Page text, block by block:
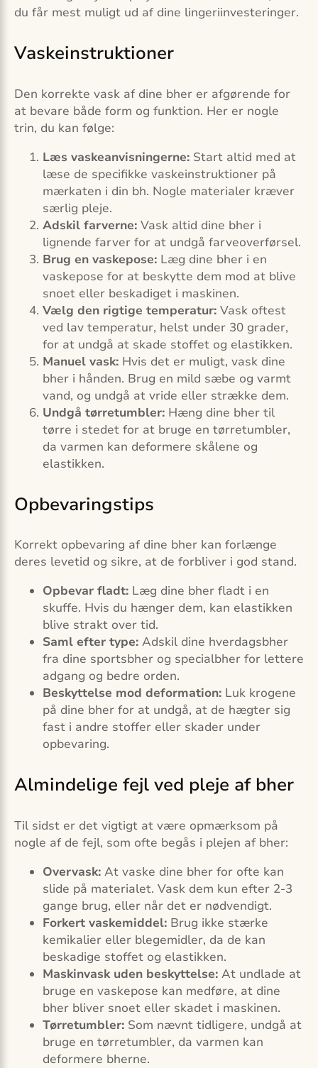
du får mest muligt ud af dine lingeriinvesteringer.
Vaskeinstruktioner
Den korrekte vask af dine bher er afgørende for
at bevare både form og funktion. Her er nogle
trin, du kan følge:
Læs vaskeanvisningerne: Start altid med at
læse de specifikke vaskeinstruktioner på
mærkaten i din bh. Nogle materialer kræver
særlig pleje.
Adskil farverne: Vask altid dine bher i
lignende farver for at undgå farveoverførsel.
Brug en vaskepose: Læg dine bher i en
vaskepose for at beskytte dem mod at blive
snoet eller beskadiget i maskinen.
Vælg den rigtige temperatur: Vask oftest
ved lav temperatur, helst under 30 grader,
for at undgå at skade stoffet og elastikken.
Manuel vask: Hvis det er muligt, vask dine
bher i hånden. Brug en mild sæbe og varmt
vand, og undgå at vride eller strække dem.
Undgå tørretumbler: Hæng dine bher til
tørre i stedet for at bruge en tørretumbler,
da varmen kan deformere skålene og
elastikken.
Opbevaringstips
Korrekt opbevaring af dine bher kan forlænge
deres levetid og sikre, at de forbliver i god stand.
Opbevar fladt: Læg dine bher fladt i en
skuffe. Hvis du hænger dem, kan elastikken
blive strakt over tid.
Saml efter type: Adskil dine hverdagsbher
fra dine sportsbher og specialbher for lettere
adgang og bedre orden.
Beskyttelse mod deformation: Luk krogene
på dine bher for at undgå, at de hægter sig
fast i andre stoffer eller skader under
opbevaring.
Almindelige fejl ved pleje af bher
Til sidst er det vigtigt at være opmærksom på
nogle af de fejl, som ofte begås i plejen af bher:
Overvask: At vaske dine bher for ofte kan
slide på materialet. Vask dem kun efter 2-3
gange brug, eller når det er nødvendigt.
Forkert vaskemiddel: Brug ikke stærke
kemikalier eller blegemidler, da de kan
beskadige stoffet og elastikken.
Maskinvask uden beskyttelse: At undlade at
bruge en vaskepose kan medføre, at dine
bher bliver snoet eller skadet i maskinen.
Tørretumbler: Som nævnt tidligere, undgå at
bruge en tørretumbler, da varmen kan
deformere bherne.